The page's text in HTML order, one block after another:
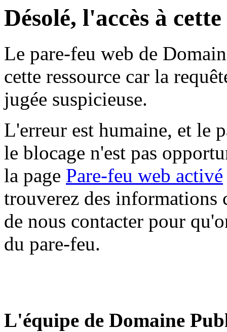
Désolé, l'accès à
Le pare-feu web de
cette ressource car la
jugée suspicieuse.
L'erreur est humaine, et le
le blocage n'est pas
la page Pare-feu web activé
trouverez des informations
de nous contacter pour
du pare-feu.
L'équipe de Domaine